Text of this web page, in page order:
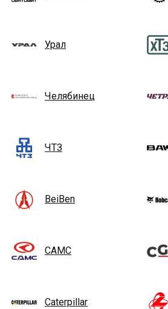
Урал
Челябинец
ЧТЗ
BeiBen
CAMC
Caterpillar